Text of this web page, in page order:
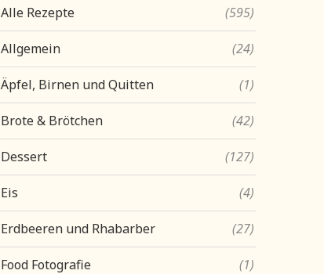
Alle Rezepte (595)
Allgemein (24)
Äpfel, Birnen und Quitten (1)
Brote & Brötchen (42)
Dessert (127)
Eis (4)
Erdbeeren und Rhabarber (27)
Food Fotografie (1)